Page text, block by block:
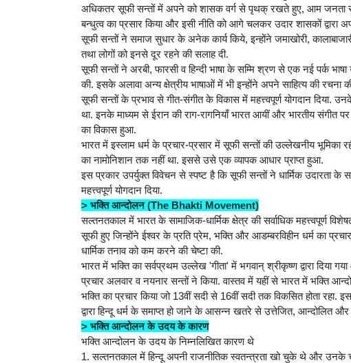
अधिकतर सूफी सन्तों में अपने को शासक वर्ग से पृथक् रखते हुए, आम जनता
बन्धुत्व का प्रसार किया और इसी नीति को आगे चलकर उदार शासकों द्वारा
सूफी सन्तों ने समाज सुधार के अनेक कार्य किये, इन्होंने जमाखोरी,
तथा लोगों को इनसे दूर रहने की सलाह दी.
सूफी सन्तों ने अरबी, फारसी व हिन्दी भाषा के सम्मि श्रण से एक नई पर्क
की. इसके अलावा अन्य क्षेत्रीय भाषाओं में भी इन्होंने अपने साहित्य की रचना
सूफी सन्तों के प्रभाव से गीत-संगीत के विकास में महत्त्वपूर्ण योगदान दिया.
था. इनके माध्यम से ईरान की राग-रागनियाँ भारत आयीं और भारतीय संगीत पर
का विकास हुआ.
भारत में इस्लाम धर्म के प्रचार-प्रसार में सूफी सन्तों की उल्लेखनीय भूमिका
का नामोनिशान तक नहीं था. इससे उसे एक व्यापक आधार प्राप्त हुआ.
इस प्रकार उपर्युक्त विवेचन से स्पष्ट है कि सूफी सन्तों ने धार्मिक उदारता के
महत्त्वपूर्ण योगदान दिया.
> भक्ति आन्दोलन (The Bhakti Movement)
सल्तनतकाल में भारत के सामाजिक-धार्मिक क्षेत्र की सर्वाधिक
सूफी हुए जिन्होंने ईश्वर के प्रति प्रेम, भक्ति और आडम्बरविहीन धर्म का
धार्मिक तनाव को कम करने की चेष्टा की.
भारत में भक्ति का सर्वप्रथम उल्लेख 'गीता' में भगवान् श्रीकृष्ण द्वारा दिया
प्रचार अलवार व नयनार सन्तों ने किया. वास्तव में यहीं से भारत में भक्ति
भक्ति का प्रचार किया जो 13वीं सदी से 16वीं सदी तक विकसित होता
द्वारा हिन्दू धर्म के समाप्त हो जाने के आसन्न खतरे से उत्तेजित, आन्दोलित और
> भक्ति आन्दोलन के उदय के कारण
भक्ति आन्दोलन के उदय के निम्नलिखित कारण थे
1. सल्तनतकाल में हिन्दू अपनी राजनीतिक स्वतन्त्रता खो चुके थे और